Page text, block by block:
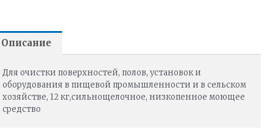
Описание
Для очистки поверхностей, полов, установок и
оборудования в пищевой промышленности и в сельском
хозяйстве, 12 кг,сильнощелочное, низкопенное моющее
средство